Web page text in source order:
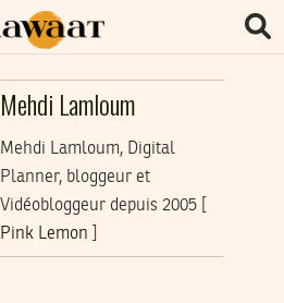
Mehdi Lamloum
Mehdi Lamloum, Digital
Planner, bloggeur et
Vidéobloggeur depuis 2005 [
Pink Lemon